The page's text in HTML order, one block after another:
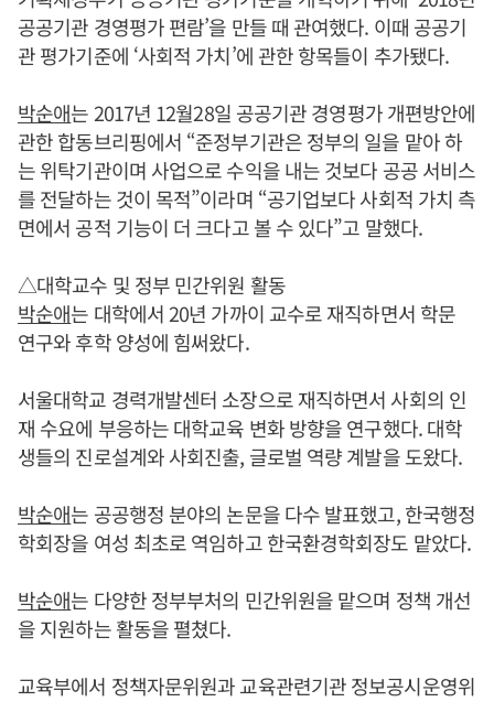
공공기관 경영평가 편람’을 만들 때 관여했다. 이때 공공기
관 평가기준에 ‘사회적 가치’에 관한 항목들이 추가됐다.
박순애는 2017년 12월28일 공공기관 경영평가 개편방안에
관한 합동브리핑에서 “준정부기관은 정부의 일을 맡아 하
는 위탁기관이며 사업으로 수익을 내는 것보다 공공 서비스
를 전달하는 것이 목적”이라며 “공기업보다 사회적 가치 측
면에서 공적 기능이 더 크다고 볼 수 있다”고 말했다.
△대학교수 및 정부 민간위원 활동
박순애는 대학에서 20년 가까이 교수로 재직하면서 학문
연구와 후학 양성에 힘써왔다.
서울대학교 경력개발센터 소장으로 재직하면서 사회의 인
재 수요에 부응하는 대학교육 변화 방향을 연구했다. 대학
생들의 진로설계와 사회진출, 글로벌 역량 계발을 도왔다.
박순애는 공공행정 분야의 논문을 다수 발표했고, 한국행정
학회장을 여성 최초로 역임하고 한국환경학회장도 맡았다.
박순애는 다양한 정부부처의 민간위원을 맡으며 정책 개선
을 지원하는 활동을 펼쳤다.
교육부에서 정책자문위원과 교육관련기관 정보공시운영위